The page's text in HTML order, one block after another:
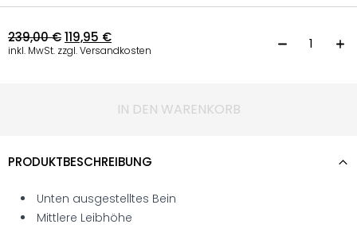
239,00€119,95 €
inkl. MwSt. zzgl. Versandkosten
IN DEN WARENKORB
PRODUKTBESCHREIBUNG
Unten ausgestelltes Bein
Mittlere Leibhöhe